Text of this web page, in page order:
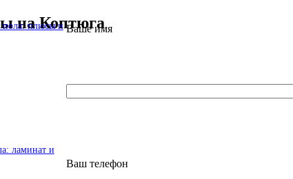
пола: плюсы и
ламинат и
Ваше имя
Ваш телефон
на Коптюга